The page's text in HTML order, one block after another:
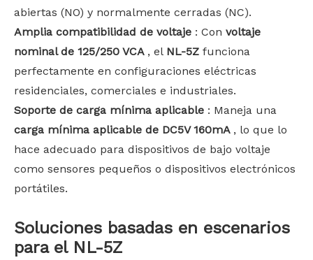
abiertas (NO) y normalmente cerradas (NC).
Amplia compatibilidad de voltaje : Con voltaje
nominal de 125/250 VCA , el NL-5Z funciona
perfectamente en configuraciones eléctricas
residenciales, comerciales e industriales.
Soporte de carga mínima aplicable : Maneja una
carga mínima aplicable de DC5V 160mA , lo que lo
hace adecuado para dispositivos de bajo voltaje
como sensores pequeños o dispositivos electrónicos
portátiles.
Soluciones basadas en escenarios
para el NL-5Z